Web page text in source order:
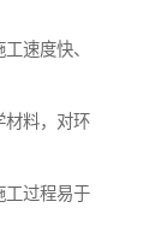
速度快、
材料，对环
工过程易于